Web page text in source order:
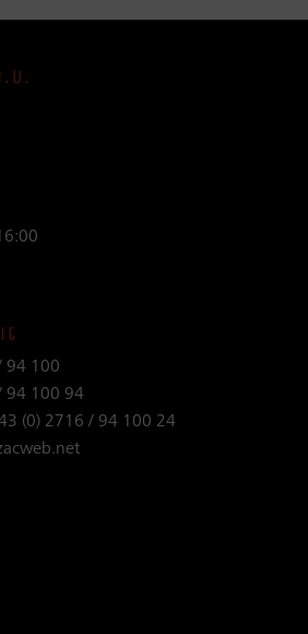
94 100
94 100 94
(0) 2716 / 94 100 24